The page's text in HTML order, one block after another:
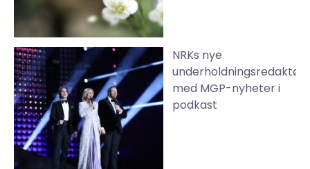
NRKs nye
underholdningsredaktør
med MGP-nyheter i
podkast